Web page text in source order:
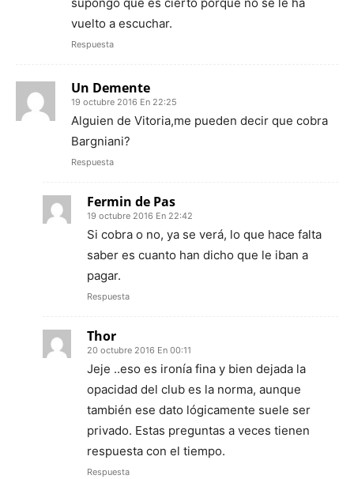
vuelto a escuchar.
Respuesta
Un Demente
19 octubre 2016 En 22:25
Alguien de Vitoria,me pueden decir que cobra
Bargniani?
Respuesta
Fermin de Pas
19 octubre 2016 En 22:42
Si cobra o no, ya se verá, lo que hace falta
saber es cuanto han dicho que le iban a
pagar.
Respuesta
Thor
20 octubre 2016 En 00:11
Jeje ..eso es ironía fina y bien dejada la
opacidad del club es la norma, aunque
también ese dato lógicamente suele ser
privado. Estas preguntas a veces tienen
respuesta con el tiempo.
Respuesta